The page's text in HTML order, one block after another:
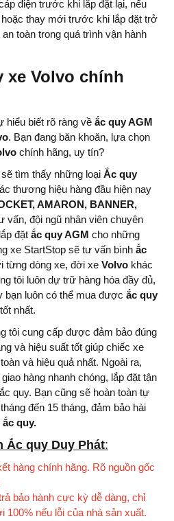
điện trước khi lắp đặt lại, nếu
thay mới trước khi lắp đặt trở
toàn trong quá trình vận hành
xe Volvo chính
hiểu biết rõ ràng về ắc quy AGM
. Bạn đang băn khoăn, lựa chọn
chính hãng, uy tín?
sẽ tìm thấy những loại Ắc quy
thương hiệu hàng đầu hiện nay
AMARON, BANNER,
vấn, đội ngũ nhân viên chuyên
đặt ắc quy AGM cho những
xe StartStop sẽ tư vấn bình ắc
từng dòng xe, đời xe Volvo khác
tôi luôn dự trữ hàng hóa đầy đủ,
bạn luôn có thể mua được ắc quy
nhất.
tôi cung cấp được đảm bảo đúng
và hiệu suất tốt giúp chiếc xe
và hiệu quả nhất. Ngoài ra,
hàng nhanh chóng, lắp đặt tận
quy. Bạn cũng sẽ hoàn toàn tự
đến 15 tháng, đảm bảo hài
ắc quy.
Ắc quy Duy Phát:
hàng chính hãng. Rõ nguồn gốc
bảo hành cực kỳ dễ dàng, chỉ
100% nếu lỗi của nhà sản xuất.